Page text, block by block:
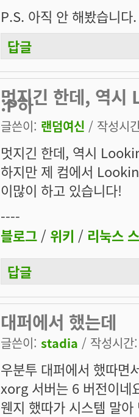
P.S. 아직 안 해봤습니다.
답글
멋지긴 한데, 역
:P하
글쓴이: 랜덤여신 / 작성시
멋지긴 한데, 역시
하지만 제 컴에서
이많이 하고 있습니다!
----
블로그 / 위키 / 리눅스
답글
대퍼에서 했는데
글쓴이: stadia / 작성시
우분투 대퍼에서 했따면
xorg 서버는 6 버전이네
웬지 했따가 시스템 말